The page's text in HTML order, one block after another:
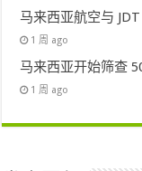
马来西亚航空与
1 周 ago
马来西亚开始筛查
1 周 ago